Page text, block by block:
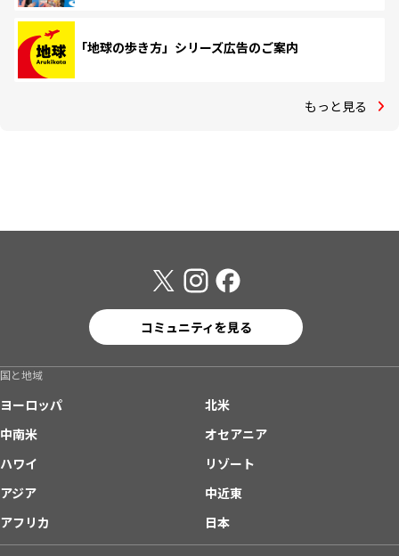
「地球の歩き方」シリーズ広告のご案内
もっと見る
コミュニティを見る
国と地域
ヨーロッパ
北米
中南米
オセアニア
ハワイ
リゾート
アジア
中近東
アフリカ
日本